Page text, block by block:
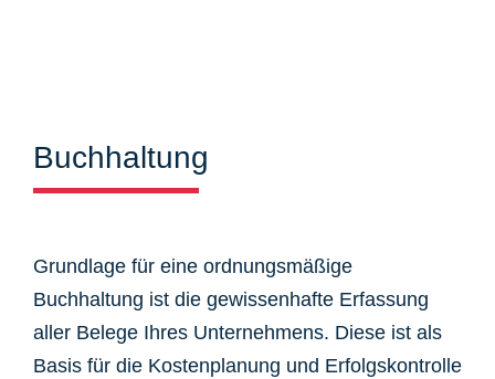
Buchhaltung
Grundlage für eine ordnungsmäßige
Buchhaltung ist die gewissenhafte Erfassung
aller Belege Ihres Unternehmens. Diese ist als
Basis für die Kostenplanung und Erfolgskontrolle